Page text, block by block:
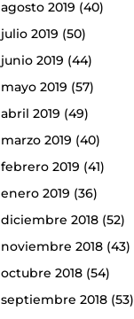
agosto 2019 (40)
julio 2019 (50)
junio 2019 (44)
mayo 2019 (57)
abril 2019 (49)
marzo 2019 (40)
febrero 2019 (41)
enero 2019 (36)
diciembre 2018(52)
noviembre 2018(43)
octubre 2018(54)
septiembre 2018(53)